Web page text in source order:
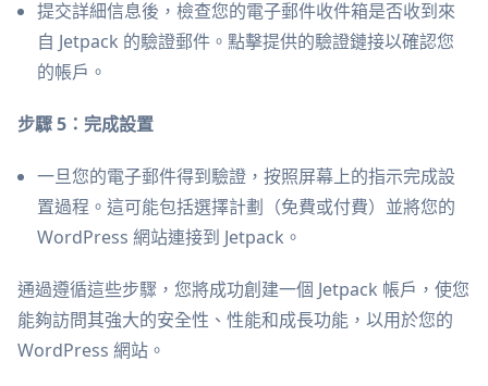
提交詳細信息後，檢查您的電子郵件收件箱是否收到來
自 Jetpack 的驗證郵件。點擊提供的驗證鏈接以確認您
的帳戶。
步驟 5：完成設置
一旦您的電子郵件得到驗證，按照屏幕上的指示完成設
置過程。這可能包括選擇計劃（免費或付費）並將您的
WordPress 網站連接到 Jetpack。
通過遵循這些步驟，您將成功創建一個 Jetpack 帳戶，使您
能夠訪問其強大的安全性、性能和成長功能，以用於您的
WordPress 網站。